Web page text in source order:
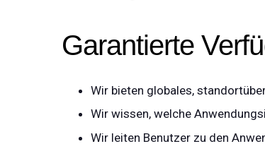
Garantierte
Wir bieten globales,
Wir wissen, welche
Wir leiten Benutzer zu den